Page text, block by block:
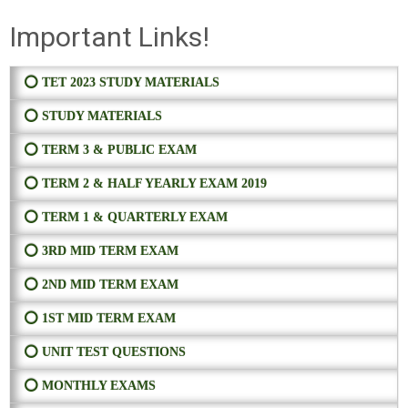
Important Links!
⭕ TET 2023 STUDY MATERIALS
⭕ STUDY MATERIALS
⭕ TERM 3 & PUBLIC EXAM
⭕ TERM 2 & HALF YEARLY EXAM 2019
⭕ TERM 1 & QUARTERLY EXAM
⭕ 3RD MID TERM EXAM
⭕ 2ND MID TERM EXAM
⭕ 1ST MID TERM EXAM
⭕ UNIT TEST QUESTIONS
⭕ MONTHLY EXAMS